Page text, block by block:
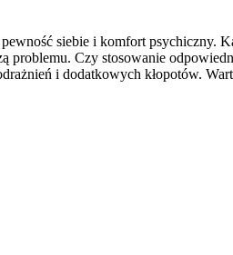
siebie i komfort psychiczny.
Czy stosowanie
i dodatkowych kłopotów.